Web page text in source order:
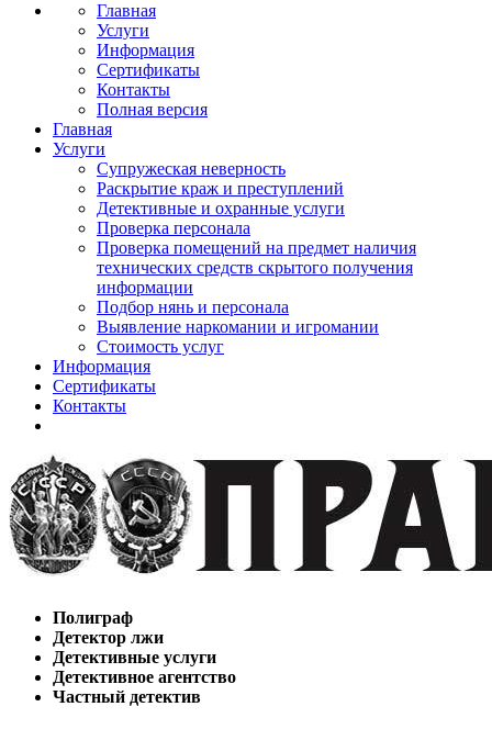
Главная
Услуги
Информация
Сертификаты
Контакты
Полная версия
Главная
Услуги
Супружеская неверность
Раскрытие краж и преступлений
Детективные и охранные услуги
Проверка персонала
Проверка помещений на предмет наличия
технических средств скрытого получения
информации
Подбор нянь и персонала
Выявление наркомании и игромании
Стоимость услуг
Информация
Сертификаты
Контакты
Полиграф
Детектор лжи
Детективные услуги
Детективное агентство
Частный детектив